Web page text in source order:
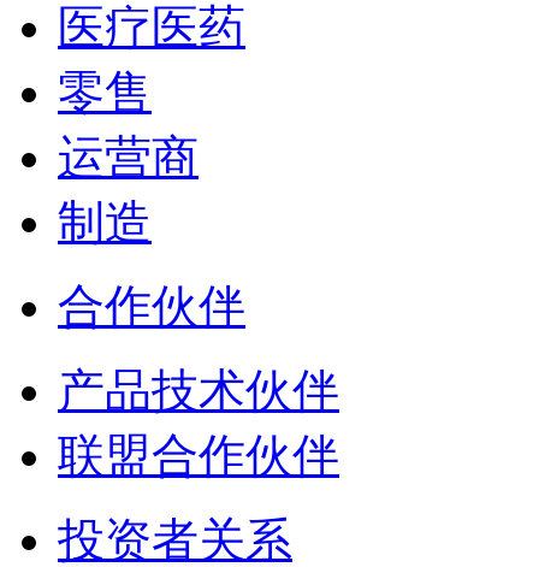
医疗医药
零售
运营商
制造
合作伙伴
产品技术伙伴
联盟合作伙伴
投资者关系